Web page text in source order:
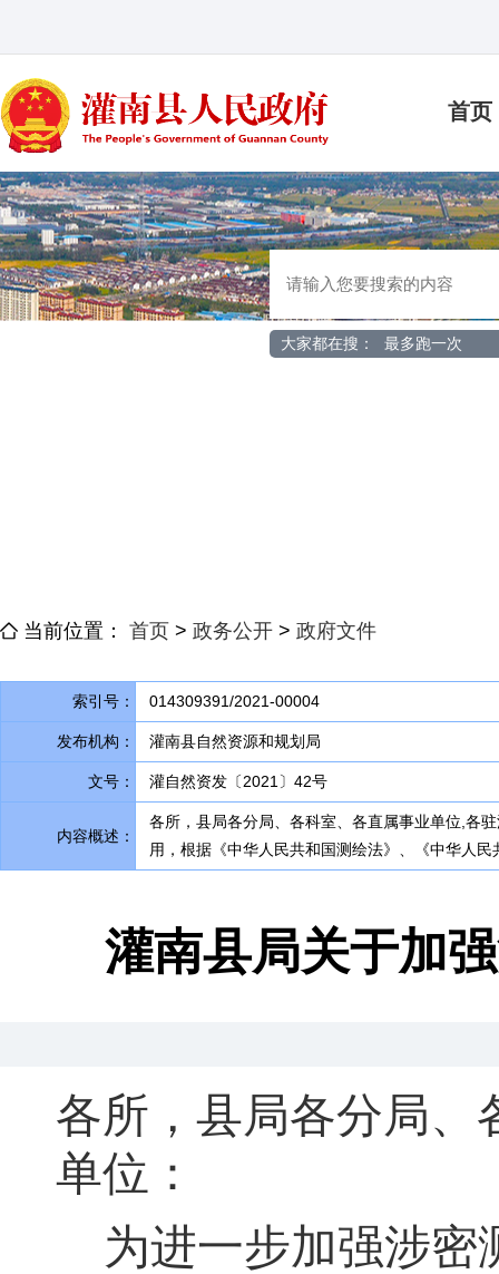
首页
大家都在搜： 最多跑一次
当前位置： 首页 > 政务公开 > 政府文件
索引号： 014309391/2021-00004
发布机构： 灌南县自然资源和规划局
文号： 灌自然资发〔2021〕42号
内容概述：
各所， 县局各分局、各科室、各直属事业单位,各
用，根据《中华人民共和国测绘法》、《中华人
灌南县局关于加
各所 ， 县局各分局、
单位：
为进一步加强涉密